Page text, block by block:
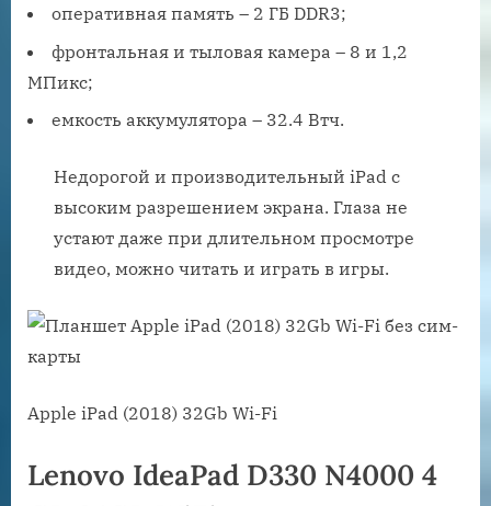
оперативная память – 2 ГБ DDR3;
фронтальная и тыловая камера – 8 и 1,2
МПикс;
емкость аккумулятора – 32.4 Втч.
Недорогой и производительный iPad с
высоким разрешением экрана. Глаза не
устают даже при длительном просмотре
видео, можно читать и играть в игры.
Apple iPad (2018) 32Gb Wi-Fi
Lenovo IdeaPad D330 N4000 4